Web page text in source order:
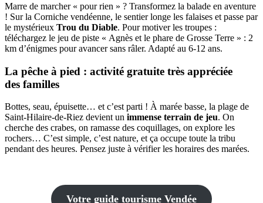
Marre de marcher « pour rien » ? Transformez la balade en aventure
! Sur la Corniche vendéenne, le sentier longe les falaises et passe par
le mystérieux Trou du Diable. Pour motiver les troupes :
téléchargez le jeu de piste « Agnès et le phare de Grosse Terre » : 2
km d’énigmes pour avancer sans râler. Adapté au 6-12 ans.
La pêche à pied : activité gratuite très appréciée
des familles
Bottes, seau, épuisette… et c’est parti ! À marée basse, la plage de
Saint-Hilaire-de-Riez devient un immense terrain de jeu. On
cherche des crabes, on ramasse des coquillages, on explore les
rochers… C’est simple, c’est nature, et ça occupe toute la tribu
pendant des heures. Pensez juste à vérifier les horaires des marées.
Votre guide tourisme Vendée